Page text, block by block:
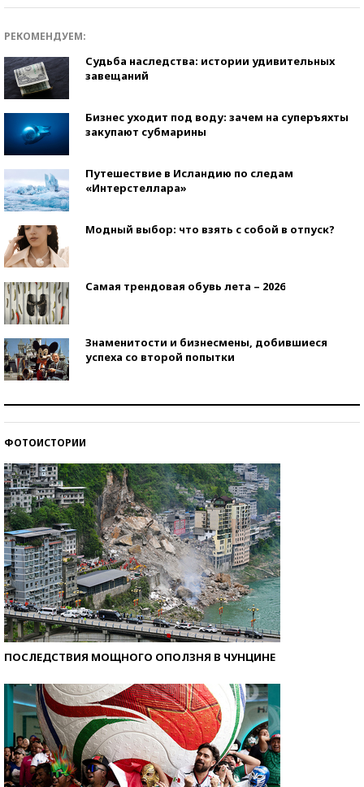
РЕКОМЕНДУЕМ:
Судьба наследства: истории удивительных
завещаний
Бизнес уходит под воду: зачем на суперъяхты
закупают субмарины
Путешествие в Исландию по следам
«Интерстеллара»
Модный выбор: что взять с собой в отпуск?
Самая трендовая обувь лета – 2026
Знаменитости и бизнесмены, добившиеся
успеха со второй попытки
ФОТОИСТОРИИ
ПОСЛЕДСТВИЯ МОЩНОГО ОПОЛЗНЯ В ЧУНЦИНЕ